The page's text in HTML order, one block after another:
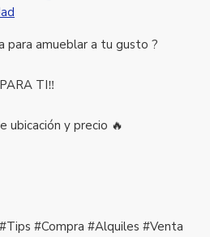
para amueblar a tu gusto ?
TI‼️
ubicación y precio 🔥
#Compra #Alquiles #Venta